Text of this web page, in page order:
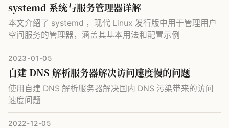
systemd 系统与服务管理器详解
本文介绍了 systemd ，现代 Linux 发行版中用于管理用户
空间服务的管理器，涵盖其基本用法和配置示例
2023-01-05
自建 DNS 解析服务器解决访问速度慢的问题
使用自建 DNS 解析服务器解决国内 DNS 污染带来的访问
速度问题
2022-12-05